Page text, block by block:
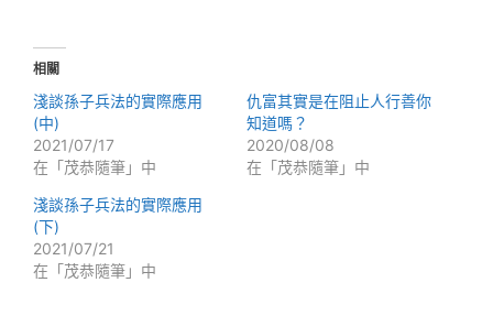
相關
淺談孫子兵法的實際應用
(中)
2021/07/17
在「茂恭隨筆」中
仇富其實是在阻止人行善你
知道嗎？
2020/08/08
在「茂恭隨筆」中
淺談孫子兵法的實際應用
(下)
2021/07/21
在「茂恭隨筆」中